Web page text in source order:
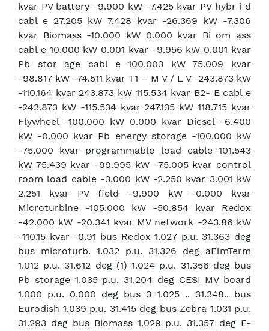
kvar PV battery -9.900 kW -7.425 kvar PV hybr i d
cabl e 27.205 kW 7.428 kvar -26.369 kW -7.306
kvar Biomass -10.000 kW 0.000 kvar Bi om ass
cabl e 10.000 kW 0.001 kvar -9.956 kW 0.001 kvar
Pb stor age cabl e 100.003 kW 75.009 kvar
-98.817 kW -74.511 kvar T1 – M V / L V -243.873 kW
-110.164 kvar 243.873 kW 115.534 kvar B2- E cabl e
-243.873 kW -115.534 kvar 247.135 kW 118.715 kvar
Flywheel -100.000 kW 0.000 kvar Diesel -6.400
kW -0.000 kvar Pb energy storage -100.000 kW
-75.000 kvar programmable load cable 101.543
kW 75.439 kvar -99.995 kW -75.005 kvar control
room load cable -3.000 kW -2.250 kvar 3.001 kW
2.251 kvar PV field -9.900 kW -0.000 kvar
Microturbine -105.000 kW -50.854 kvar Redox
-42.000 kW -20.341 kvar MV network -243.86 kW
-110.15 kvar -0.91 bus Redox 1.027 p.u. 31.363 deg
bus microturb. 1.032 p.u. 31.326 deg aElmTerm
1.012 p.u. 31.612 deg (1) 1.024 p.u. 31.356 deg bus
Pb storage 1.035 p.u. 31.204 deg CESI MV board
1.000 p.u. 0.000 deg bus 3 1.025 .. 31.348.. bus
Eurodish 1.039 p.u. 31.415 deg bus Zebra 1.031 p.u.
31.293 deg bus Biomass 1.029 p.u. 31.357 deg E-